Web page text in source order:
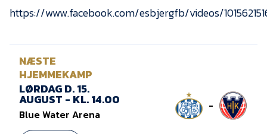
Kontakt
https://www.facebook.com/esbjergfb/videos/
NÆSTE
HJEMMEKAMP
LØRDAG D. 15.
AUGUST - KL. 14.00
Blue Water Arena
-